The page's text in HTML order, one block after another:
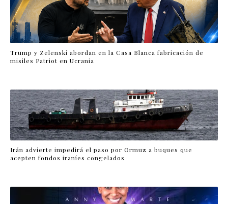
Trump y Zelenski abordan en la Casa Blanca fabricación de
misiles Patriot en Ucrania
Irán advierte impedirá el paso por Ormuz a buques que
acepten fondos iraníes congelados